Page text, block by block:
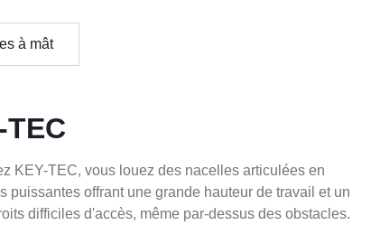
à mât
KEY-TEC, vous louez des nacelles articulées en
offrant une grande hauteur de travail et un
difficiles d'accès, même par-dessus des obstacles.